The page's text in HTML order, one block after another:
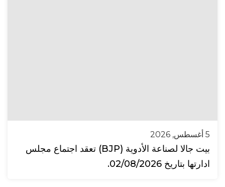
5 أغسطس, 2026
بيت جالا لصناعة الأدوية (BJP) تعقد اجتماع مجلس
ادارتها بتاريخ 02/08/2026.